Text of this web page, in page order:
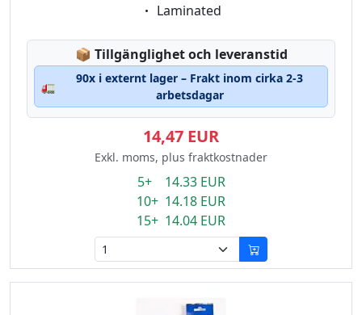
Eigenschaft:
Laminated
📦 Lagerstatus:
Tillgänglighet och leveranstid
🚛
90x i externt lager – Frakt inom cirka 2-3
arbetsdagar
14,47 EUR
Exkl. moms, plus fraktkostnader
5+ 14.33 EUR
10+ 14.18 EUR
15+ 14.04 EUR